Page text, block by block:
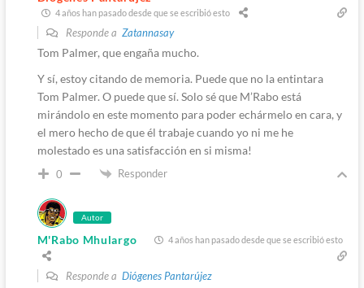
4 años han pasado desde que se escribió esto
Responde a Zatannasay
Tom Palmer, que engaña mucho.
Y sí, estoy citando de memoria. Puede que no la entintara
Tom Palmer. O puede que sí. Solo sé que M’Rabo está
mirándolo en este momento para poder echármelo en cara, y
el mero hecho de que él trabaje cuando yo ni me he
molestado es una satisfacción en si misma!
0 Responder
Autor
M'Rabo Mhulargo 4 años han pasado desde que se escribió esto
Responde a Diógenes Pantarújez